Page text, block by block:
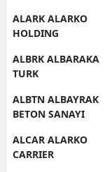
ALARK ALARKO
HOLDING
ALBRK ALBARAKA
TURK
ALBTN ALBAYRAK
BETON SANAYI
ALCAR ALARKO
CARRIER